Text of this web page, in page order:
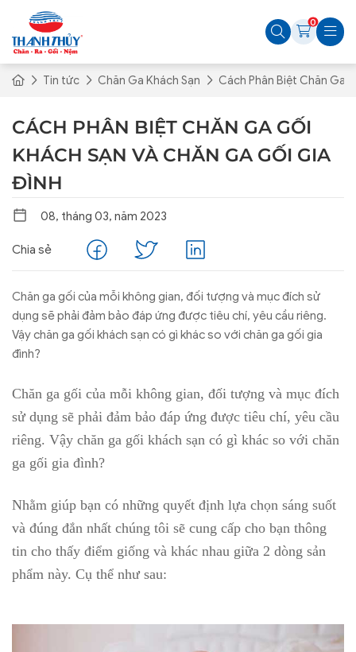
0
Tin tức Chăn Ga Khách Sạn Cách Phân Biệt Chăn Ga
CÁCH PHÂN BIỆT CHĂN GA GỐI
KHÁCH SẠN VÀ CHĂN GA GỐI GIA
ĐÌNH
08, tháng 03, năm 2023
Chia sẻ
Chăn ga gối của mỗi không gian, đối tượng và mục đích sử
dụng sẽ phải đảm bảo đáp ứng được tiêu chí, yêu cầu riêng.
Vậy chăn ga gối khách sạn có gì khác so với chăn ga gối gia
đình?
Chăn ga gối của mỗi không gian, đối tượng và mục đích
sử dụng sẽ phải đảm bảo đáp ứng được tiêu chí, yêu cầu
riêng. Vậy chăn ga gối khách sạn có gì khác so với chăn
ga gối gia đình?
Nhằm giúp bạn có những quyết định lựa chọn sáng suốt
và đúng đắn nhất chúng tôi sẽ cung cấp cho bạn thông
tin cho thấy điểm giống và khác nhau giữa 2 dòng sản
phẩm này. Cụ thể như sau: